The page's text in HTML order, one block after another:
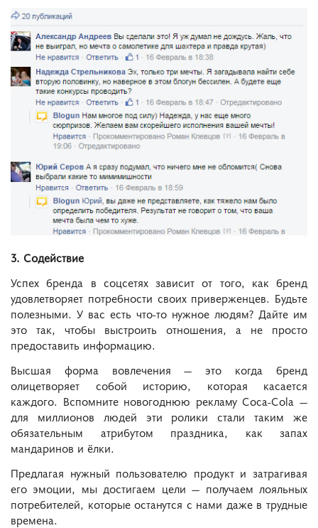
3. Содействие
Успех бренда в соцсетях зависит от того, как бренд
удовлетворяет потребности своих приверженцев. Будьте
полезными. У вас есть что-то нужное людям? Дайте им
это так, чтобы выстроить отношения, а не просто
предоставить информацию.
Высшая форма вовлечения — это когда бренд
олицетворяет собой историю, которая касается
каждого. Вспомните новогоднюю рекламу Coca-Cola —
для миллионов людей эти ролики стали таким же
обязательным атрибутом праздника, как запах
мандаринов и ёлки.
Предлагая нужный пользователю продукт и затрагивая
его эмоции, мы достигаем цели — получаем лояльных
потребителей, которые останутся с нами даже в трудные
времена.